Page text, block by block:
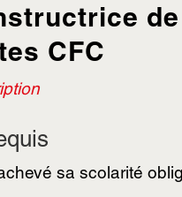
de
CFC
sa scolarité